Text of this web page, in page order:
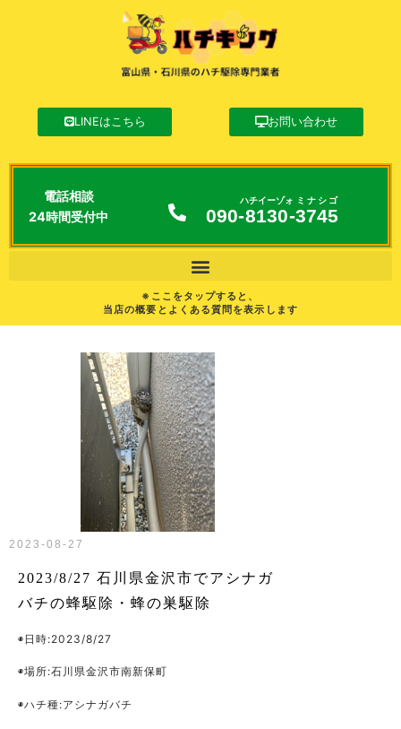
LINEはこちら お問い合わせ
電話相談
24時間受付中
090-8130
ハチイーゾォ
-3745
ミナシゴ
※ここをタップすると、
当店の概要とよくある質問を表示します
2023-08-27
2023/8/27 石川県金沢市でアシナガ
バチの蜂駆除・蜂の巣駆除
­◉日時:2023/8/27
◉場所:石川県金沢市南新保町
◉ハチ種:アシナガバチ